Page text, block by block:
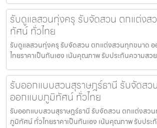
รับดูแลสวนทุ่งครุ รับจัดสวน ตกแต่งส
ทัศน์ ทั่วไทย
รับดูแลสวนทุ่งครุ รับจัดสวน ตกแต่งสวนทุกขนาด
ไทยราคาเป็นกันเอง เน้นคุณภาพ รับประกันความสว
รับออกแบบสวนสุราษฎร์ธานี รับจัดสว
ออกแบบภูมิทัศน์ ทั่วไทย
รับออกแบบสวนสุราษฎร์ธานี รับจัดสวน ตกแต่งสว
ภูมิทัศน์ ทั่วไทยราคาเป็นกันเอง เน้นคุณภาพ รับประ